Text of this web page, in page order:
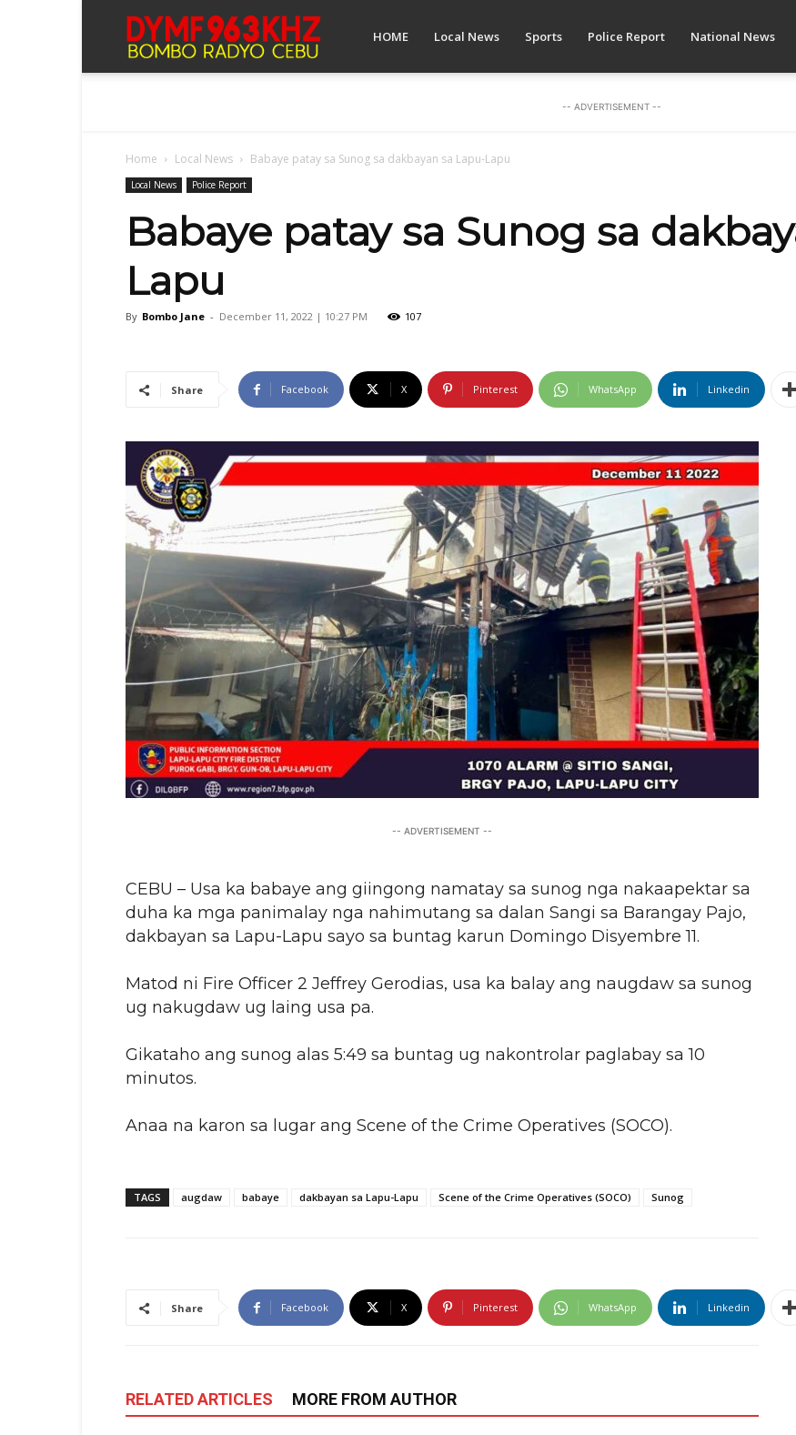
HOME Local News Sports Police Report National News
-- ADVERTISEMENT --
Home Local News Babaye patay sa Sunog sa dakbayan sa Lapu-Lapu
Local News Police Report
Babaye patay sa Sunog sa
Lapu
By Bombo Jane - December 11, 2022 | 10:27 PM 107
Share Facebook X Pinterest WhatsApp Linkedin
-- ADVERTISEMENT --
CEBU – Usa ka babaye ang giingong namatay sa sunog nga nakaapektar sa
duha ka mga panimalay nga nahimutang sa dalan Sangi sa Barangay Pajo,
dakbayan sa Lapu-Lapu sayo sa buntag karun Domingo Disyembre 11.
Matod ni Fire Officer 2 Jeffrey Gerodias, usa ka balay ang naugdaw sa sunog
ug nakugdaw ug laing usa pa.
Gikataho ang sunog alas 5:49 sa buntag ug nakontrolar paglabay sa 10
minutos.
Anaa na karon sa lugar ang Scene of the Crime Operatives (SOCO).
TAGS augdaw babaye dakbayan sa Lapu-Lapu Scene of the Crime Operatives (SOCO) Sunog
Share Facebook X Pinterest WhatsApp Linkedin
RELATED ARTICLES MORE FROM AUTHOR